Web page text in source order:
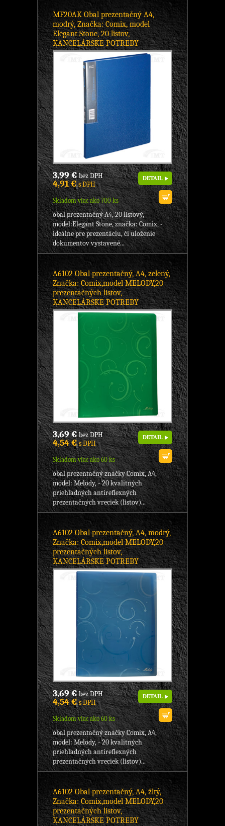
MF20AK Obal prezentačný A4,
modrý, Značka: Comix, model
Elegant Stone, 20 listov,
KANCELÁRSKE POTREBY
3,99 €bez DPH
4,91 €s DPH
Skladom viac ako 700 ks
DETAIL
obal prezentačný A4, 20 listový,
model:Elegant Stone, značka: Comix, -
ideálne pre prezentáciu, či uloženie
dokumentov vystavené...
A6102 Obal prezentačný, A4, zelený,
Značka: Comix,model MELODY,20
prezentačných listov,
KANCELÁRSKE POTREBY
3,69 €bez DPH
4,54 €s DPH
Skladom viac ako 60 ks
DETAIL
obal prezentačný značky Comix, A4,
model: Melody, - 20 kvalitných
priehľadných antireflexných
prezentačných vreciek (listov)...
A6102 Obal prezentačný, A4, modrý,
Značka: Comix,model MELODY,20
prezentačných listov,
KANCELÁRSKE POTREBY
3,69 €bez DPH
4,54 €s DPH
Skladom viac ako 60 ks
DETAIL
obal prezentačný značky Comix, A4,
model: Melody, - 20 kvalitných
priehľadných antireflexných
prezentačných vreciek (listov)...
A6102 Obal prezentačný, A4, žltý,
Značka: Comix,model MELODY,20
prezentačných listov,
KANCELÁRSKE POTREBY